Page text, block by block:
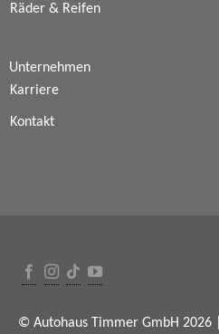
Räder & Reifen
Unternehmen
Karriere
Kontakt
© Autohaus Timmer GmbH 2026 |